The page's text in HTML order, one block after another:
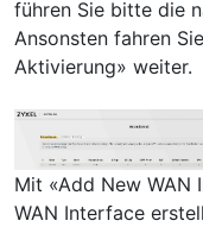
führen Sie bitte die
Ansonsten fahren
Aktivierung» weiter.
Mit «Add New WAN
WAN Interface